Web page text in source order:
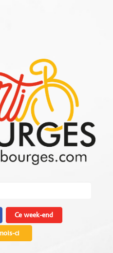
Ce week-end
ci